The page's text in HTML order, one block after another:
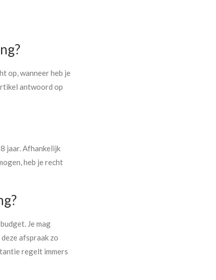
op, wanneer heb je
antwoord op
jaar. Afhankelijk
heb je recht
Je mag
afspraak zo
regelt immers